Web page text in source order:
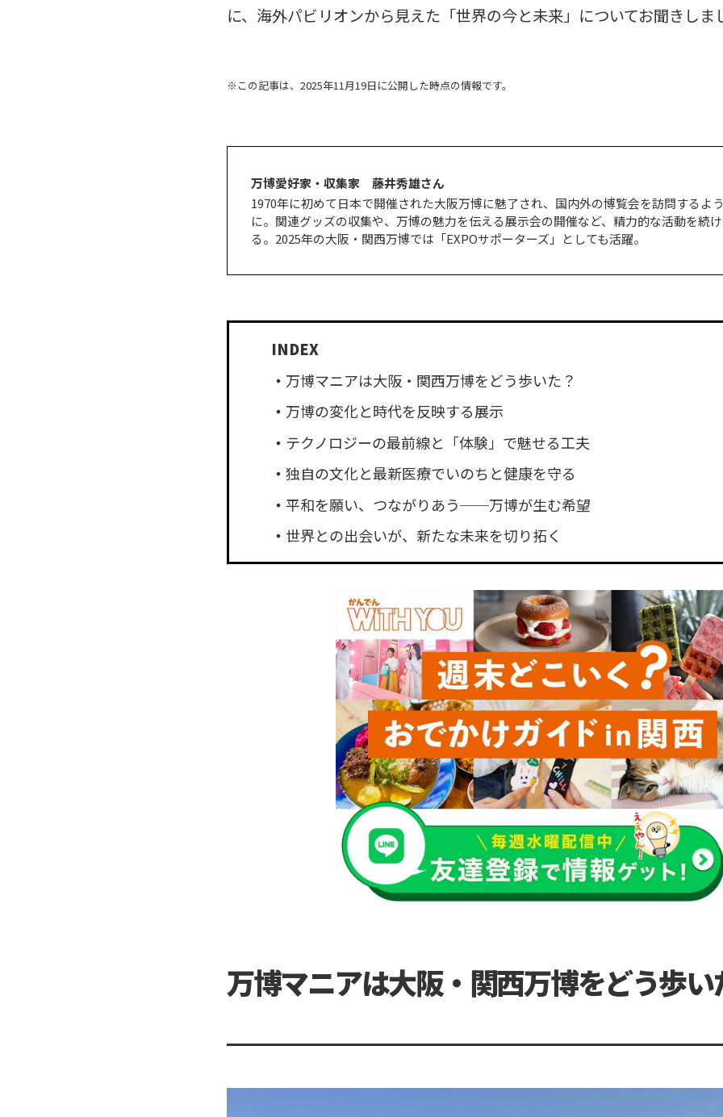
に、海外パビリオンから見えた「世界の今と未来」についてお聞きしま
※この記事は、2025年11月19日に公開した時点の情報です。
万博愛好家・収集家 藤井秀雄さん
1970年に初めて日本で開催された大阪万博に魅了され、国内外の博覧会を訪問するよ
に。関連グッズの収集や、万博の魅力を伝える展示会の開催など、精力的な活動を続け
る。2025年の大阪・関西万博では「EXPOサポーターズ」としても活躍。
万博マニアは大阪・関西万博をどう歩いた？
万博の変化と時代を反映する展示
テクノロジーの最前線と「体験」で魅せる工夫
独自の文化と最新医療でいのちと健康を守る
平和を願い、つながりあう──万博が生む希望
世界との出会いが、新たな未来を切り拓く
万博マニアは大阪・関西万博をどう歩い